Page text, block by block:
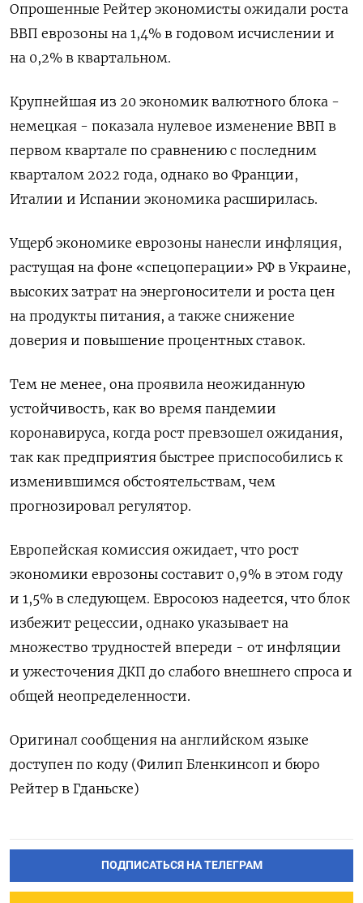
Опрошенные Рейтер экономисты ожидали роста
ВВП еврозоны на 1,4% в годовом исчислении и
на 0,2% в квартальном.
Крупнейшая из 20 экономик валютного блока -
немецкая - показала нулевое изменение ВВП в
первом квартале по сравнению с последним
кварталом 2022 года, однако во Франции,
Италии и Испании экономика расширилась.
Ущерб экономике еврозоны нанесли инфляция,
растущая на фоне «спецоперации» РФ в Украине,
высоких затрат на энергоносители и роста цен
на продукты питания, а также снижение
доверия и повышение процентных ставок.
Тем не менее, она проявила неожиданную
устойчивость, как во время пандемии
коронавируса, когда рост превзошел ожидания,
так как предприятия быстрее приспособились к
изменившимся обстоятельствам, чем
прогнозировал регулятор.
Европейская комиссия ожидает, что рост
экономики еврозоны составит 0,9% в этом году
и 1,5% в следующем. Евросоюз надеется, что блок
избежит рецессии, однако указывает на
множество трудностей впереди - от инфляции
и ужесточения ДКП до слабого внешнего спроса и
общей неопределенности.
Оригинал сообщения на английском языке
доступен по коду (Филип Бленкинсоп и бюро
Рейтер в Гданьске)
ПОДПИСАТЬСЯ НА ТЕЛЕГРАМ